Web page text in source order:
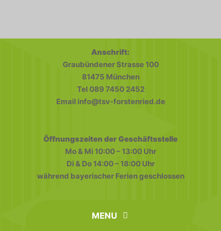
Anschrift:
Graubündener Strasse 100
81475 München
Tel 089 7450 2452
Email info@tsv-forstenried.de
Öffnungszeiten der Geschäftsstelle
Mo & Mi 10:00 – 13:00 Uhr
Di & Do 14:00 – 18:00 Uhr
während bayerischer Ferien geschlossen
MENU